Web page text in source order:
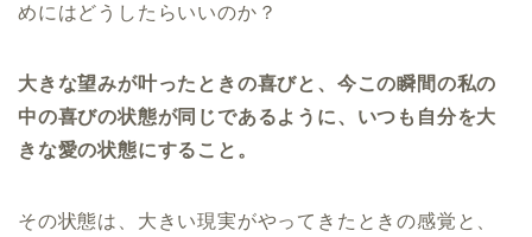
めにはどうしたらいいのか？
大きな望みが叶ったときの喜びと、今この瞬間の私の
中の喜びの状態が同じであるように、いつも自分を大
きな愛の状態にすること。
その状態は、大きい現実がやってきたときの感覚と、